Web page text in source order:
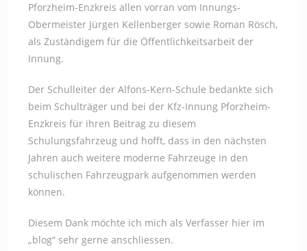
Pforzheim-Enzkreis allen vorran vom Innungs-
Obermeister Jürgen Kellenberger sowie Roman Rösch,
als Zuständigem für die Öffentlichkeitsarbeit der
Innung.
Der Schulleiter der Alfons-Kern-Schule bedankte sich
beim Schulträger und bei der Kfz-Innung Pforzheim-
Enzkreis für ihren Beitrag zu diesem
Schulungsfahrzeug und hofft, dass in den nächsten
Jahren auch weitere moderne Fahrzeuge in den
schulischen Fahrzeugpark aufgenommen werden
können.
Diesem Dank möchte ich mich als Verfasser hier im
„blog“ sehr gerne anschliessen.